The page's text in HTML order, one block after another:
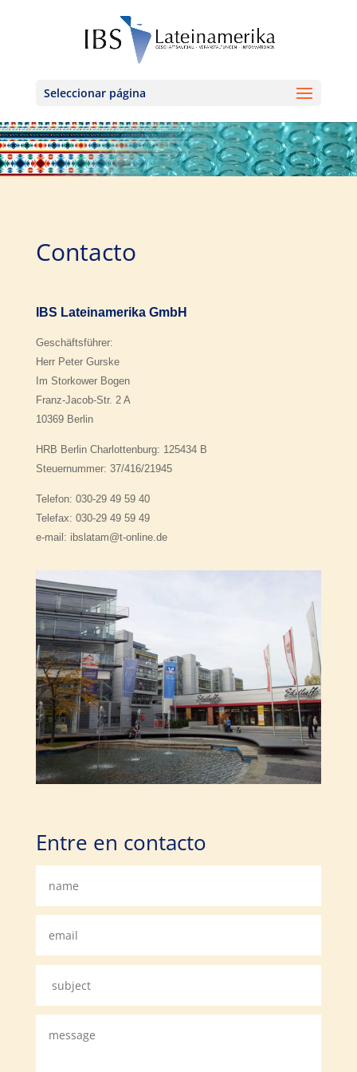
Seleccionar página
Contacto
IBS Lateinamerika GmbH
Geschäftsführer:
Herr Peter Gurske
Im Storkower Bogen
Franz-Jacob-Str. 2 A
10369 Berlin
HRB Berlin Charlottenburg: 125434 B
Steuernummer: 37/416/21945
Telefon: 030-29 49 59 40
Telefax: 030-29 49 59 49
e-mail: ibslatam@t-online.de
Entre en contacto